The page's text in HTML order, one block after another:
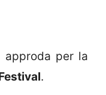
approda per la
.